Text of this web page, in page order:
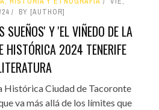
24
BY [AUTHOR]
SUEÑOS' Y 'EL VIÑEDO DE LA
HISTÓRICA 2024 TENERIFE
Histórica Ciudad de Tacoronte
va más allá de los límites que